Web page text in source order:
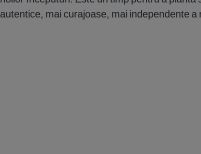
autentice, mai curajoase, mai independente a